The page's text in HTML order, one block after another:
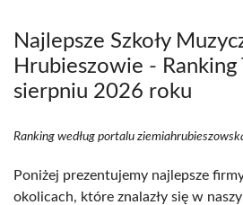
Najlepsze Szkoły
Hrubieszowie - Ranking
sierpniu 2026 roku
Ranking według portalu
Poniżej prezentujemy najlepsze
okolicach, które znalazły się w